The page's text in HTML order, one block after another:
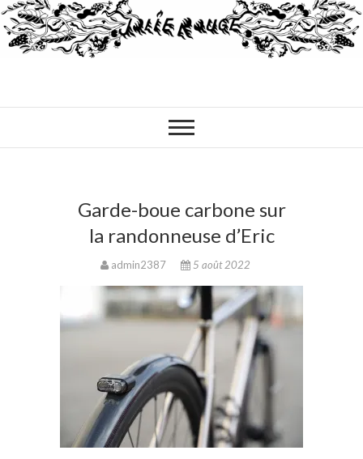
Garde-boue carbone sur
la randonneuse d’Eric
admin2387 5 août 2022